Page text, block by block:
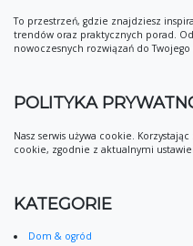
To przestrzeń, gdzie znajdziesz
trendów oraz praktycznych porad.
nowoczesnych rozwiązań do
POLITYKA
Nasz serwis używa cookie.
cookie, zgodnie z aktualnymi
KATEGORIE
Dom & ogród